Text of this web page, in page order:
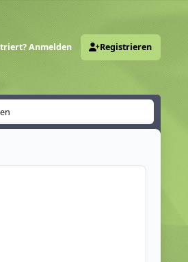
Anmelden Registrieren